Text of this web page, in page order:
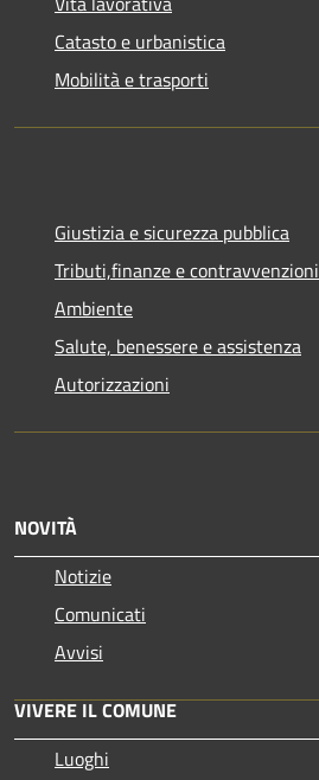
Catasto e urbanistica
Mobilità e trasporti
Giustizia e sicurezza pubblica
Tributi,finanze e contravvenzioni
Ambiente
Salute, benessere e assistenza
Autorizzazioni
NOVITÀ
Notizie
Comunicati
Avvisi
VIVERE IL COMUNE
Luoghi